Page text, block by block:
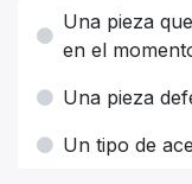
Una pieza
en el
Una pieza
Un tipo de